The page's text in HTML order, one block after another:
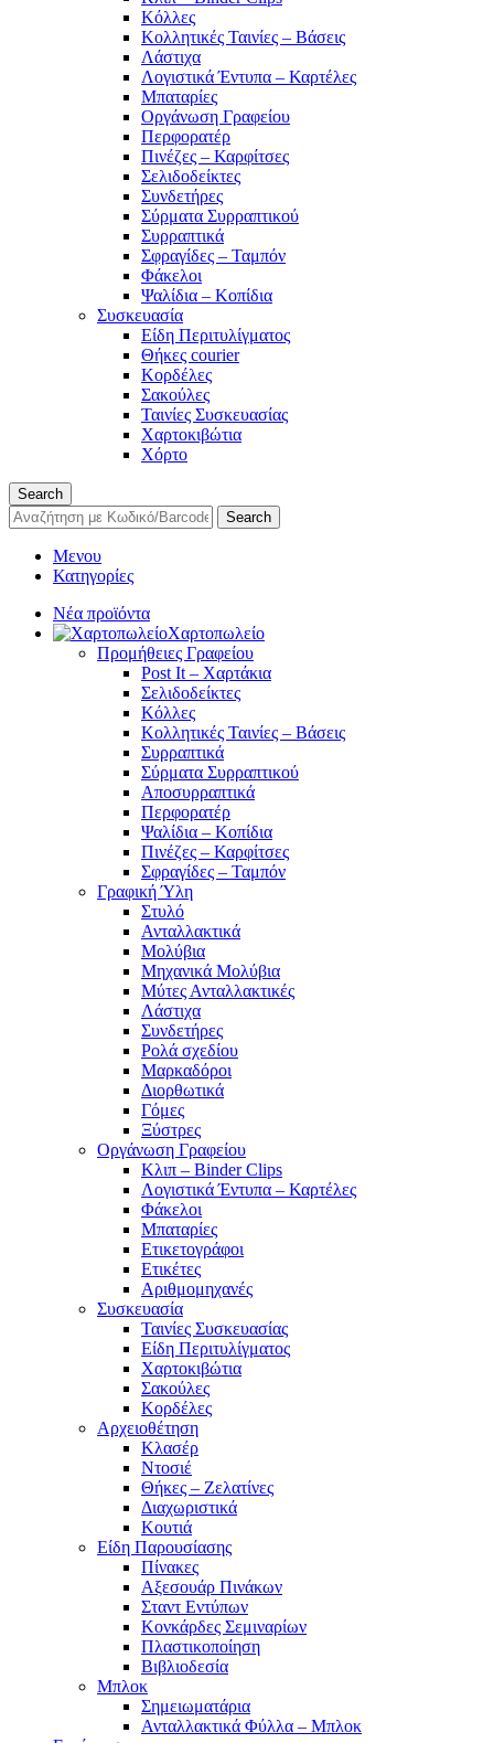
Κόλλες
Κολλητικές Ταινίες – Βάσεις
Λάστιχα
Λογιστικά Έντυπα – Καρτέλες
Μπαταρίες
Οργάνωση Γραφείου
Περφορατέρ
Πινέζες – Καρφίτσες
Σελιδοδείκτες
Συνδετήρες
Σύρματα Συρραπτικού
Συρραπτικά
Σφραγίδες – Ταμπόν
Φάκελοι
Ψαλίδια – Κοπίδια
Συσκευασία
Είδη Περιτυλίγματος
Θήκες courier
Κορδέλες
Σακούλες
Ταινίες Συσκευασίας
Χαρτοκιβώτια
Χόρτο
Search
Search
Μενου
Κατηγορίες
Νέα προϊόντα
Χαρτοπωλείο
Προμήθειες Γραφείου
Post It – Χαρτάκια
Σελιδοδείκτες
Κόλλες
Κολλητικές Ταινίες – Βάσεις
Συρραπτικά
Σύρματα Συρραπτικού
Αποσυρραπτικά
Περφορατέρ
Ψαλίδια – Κοπίδια
Πινέζες – Καρφίτσες
Σφραγίδες – Ταμπόν
Γραφική Ύλη
Στυλό
Ανταλλακτικά
Μολύβια
Μηχανικά Μολύβια
Μύτες Ανταλλακτικές
Λάστιχα
Συνδετήρες
Ρολά σχεδίου
Μαρκαδόροι
Διορθωτικά
Γόμες
Ξύστρες
Οργάνωση Γραφείου
Κλιπ – Binder Clips
Λογιστικά Έντυπα – Καρτέλες
Φάκελοι
Μπαταρίες
Ετικετογράφοι
Ετικέτες
Αριθμομηχανές
Συσκευασία
Ταινίες Συσκευασίας
Είδη Περιτυλίγματος
Χαρτοκιβώτια
Σακούλες
Κορδέλες
Αρχειοθέτηση
Κλασέρ
Ντοσιέ
Θήκες – Ζελατίνες
Διαχωριστικά
Κουτιά
Είδη Παρουσίασης
Πίνακες
Αξεσουάρ Πινάκων
Σταντ Εντύπων
Κονκάρδες Σεμιναρίων
Πλαστικοποίηση
Βιβλιοδεσία
Μπλοκ
Σημειωματάρια
Ανταλλακτικά Φύλλα – Μπλοκ